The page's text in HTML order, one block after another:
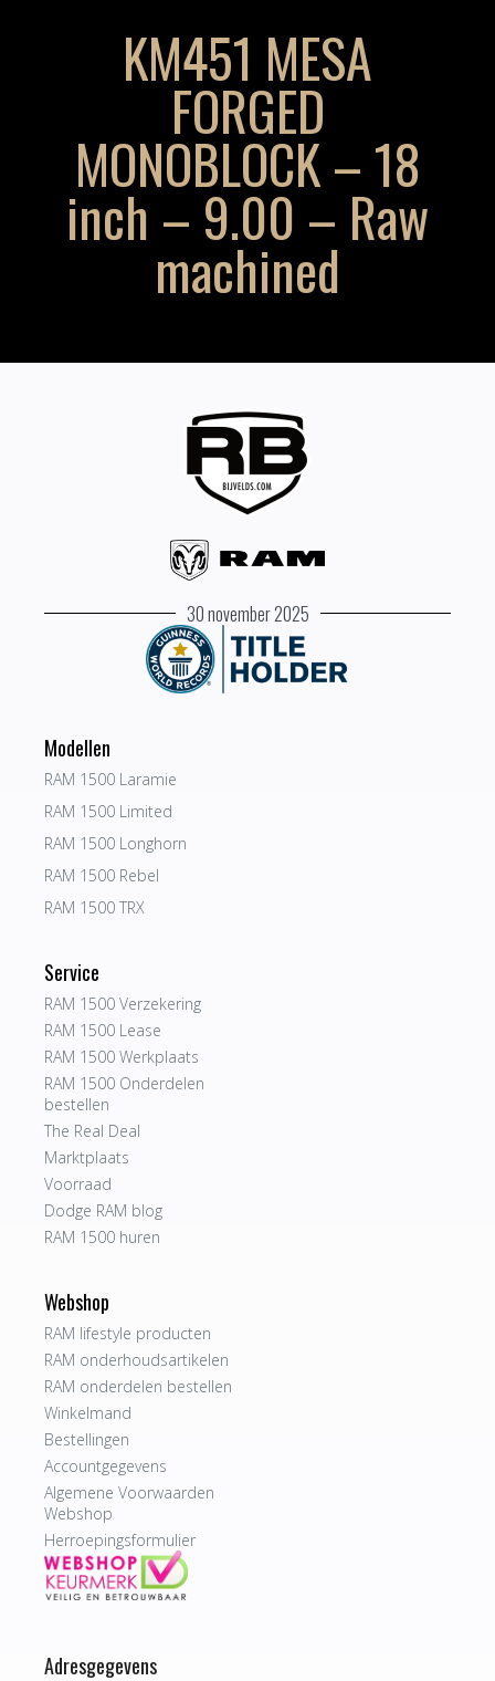
KM451 MESA
FORGED
MONOBLOCK – 18
inch – 9.00 – Raw
machined
30 november 2025
Modellen
RAM 1500 Laramie
RAM 1500 Limited
RAM 1500 Longhorn
RAM 1500 Rebel
RAM 1500 TRX
Service
RAM 1500 Verzekering
RAM 1500 Lease
RAM 1500 Werkplaats
RAM 1500 Onderdelen
bestellen
The Real Deal
Marktplaats
Voorraad
Dodge RAM blog
RAM 1500 huren
Webshop
RAM lifestyle producten
RAM onderhoudsartikelen
RAM onderdelen bestellen
Winkelmand
Bestellingen
Accountgegevens
Algemene Voorwaarden
Webshop
Herroepingsformulier
Adresgegevens